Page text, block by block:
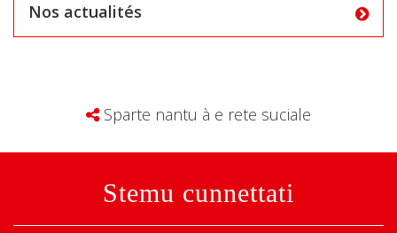
Nos actualités
Sparte nantu à e rete suciale
Stemu cunnettati